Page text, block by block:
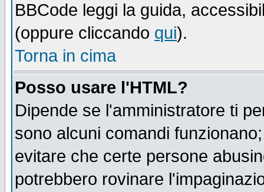
BBCode leggi la guida,
(oppure cliccando qui).
Torna in cima
Posso usare l'HTML?
Dipende se l'amministratore ti
sono alcuni comandi
evitare che certe persone
potrebbero rovinare